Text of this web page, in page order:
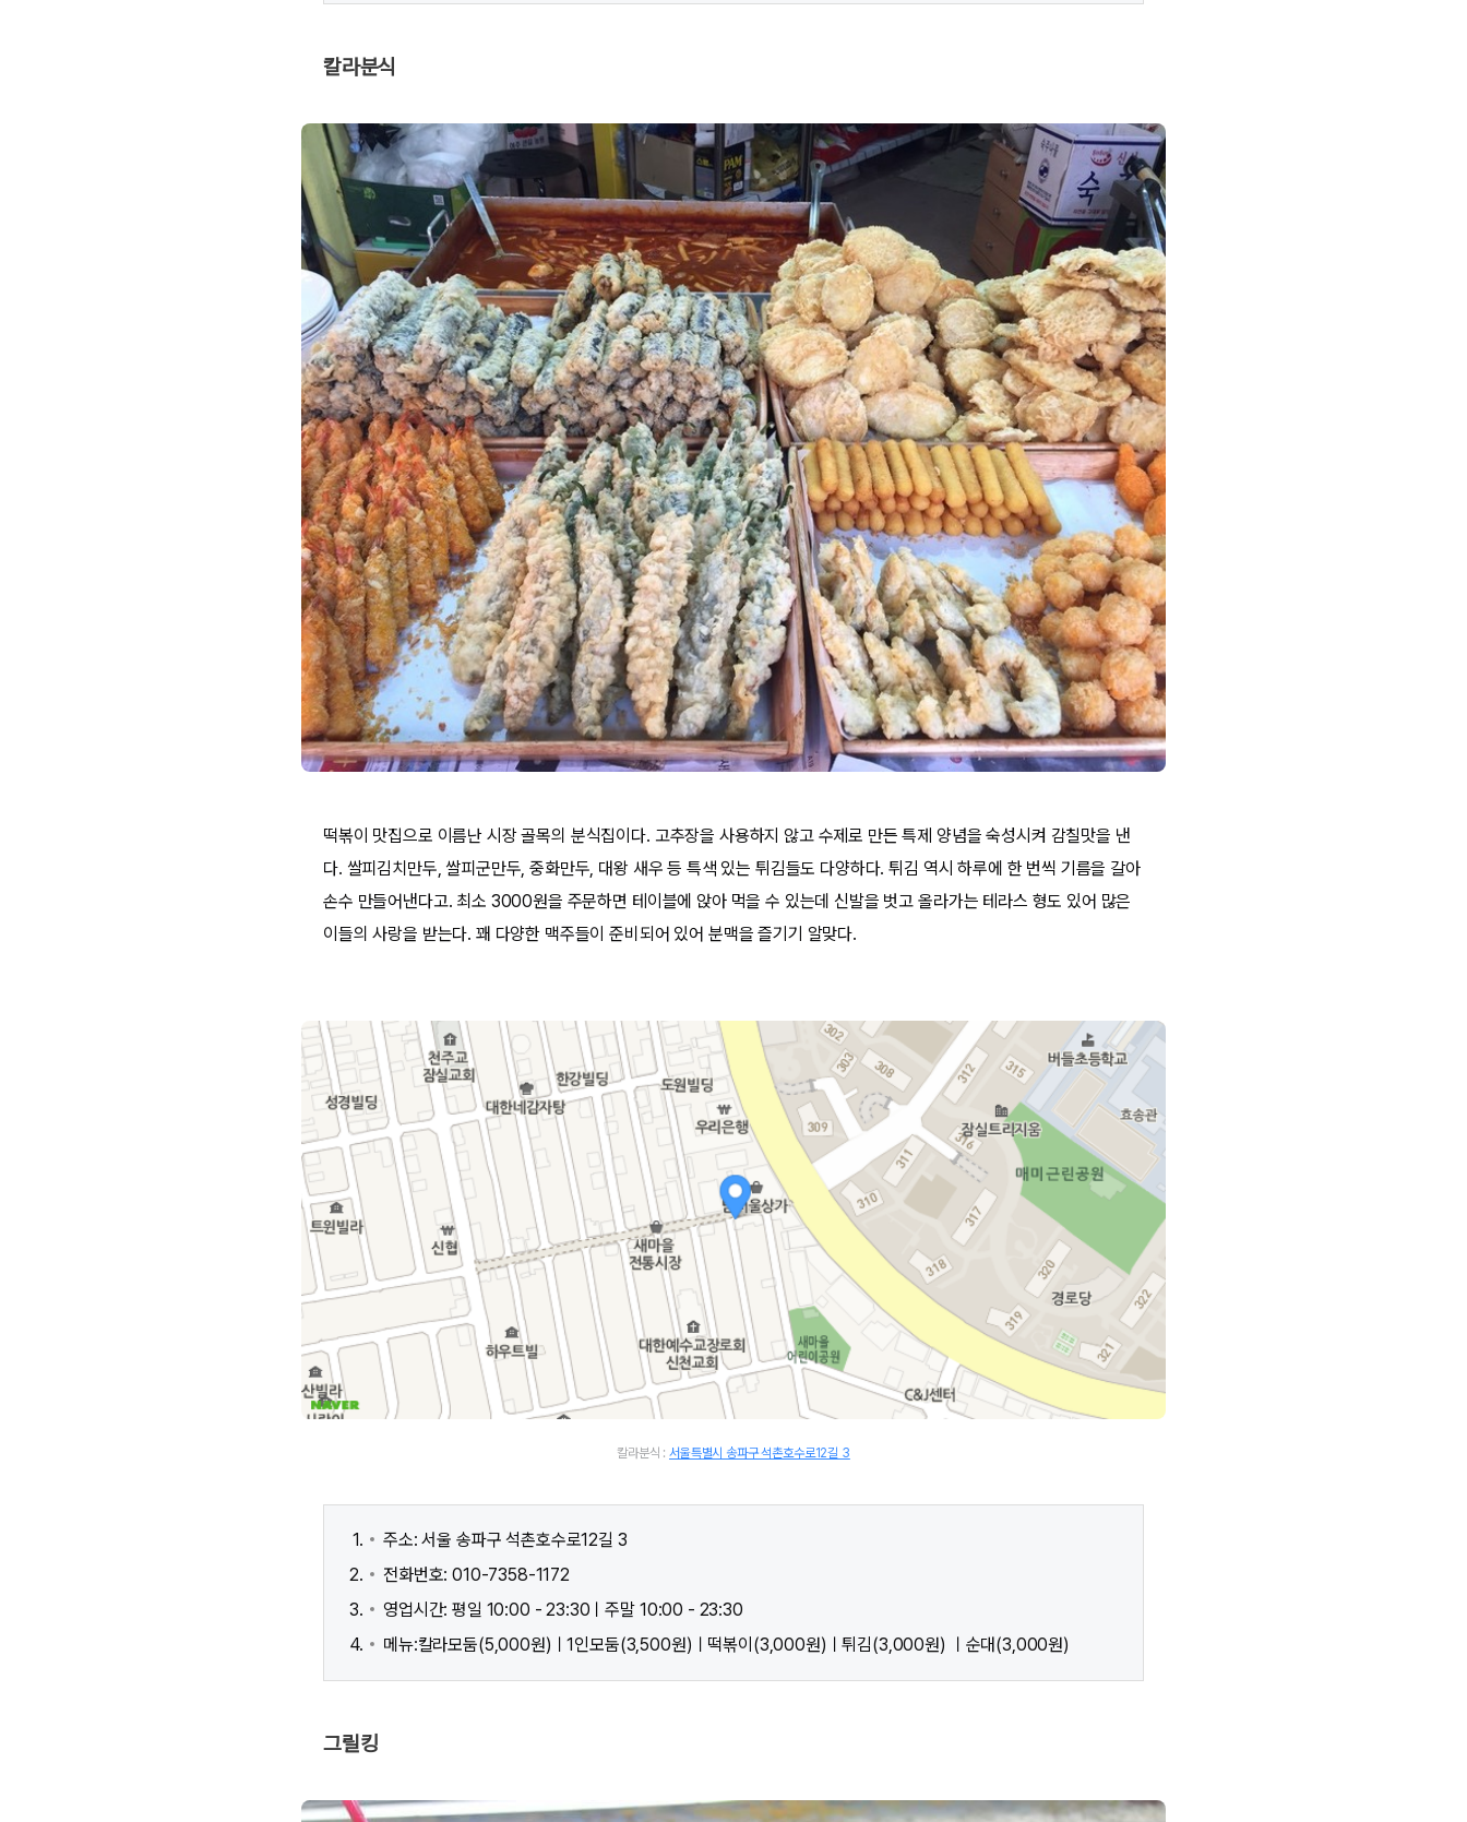
칼라분식
떡볶이 맛집으로 이름난 시장 골목의 분식집이다. 고추장을 사용하지 않고 수제로 만든 특제 양념을 숙성시켜 감칠맛을 낸
다. 쌀피김치만두, 쌀피군만두, 중화만두, 대왕 새우 등 특색 있는 튀김들도 다양하다. 튀김 역시 하루에 한 번씩 기름을 갈아
손수 만들어낸다고. 최소 3000원을 주문하면 테이블에 앉아 먹을 수 있는데 신발을 벗고 올라가는 테라스 형도 있어 많은
이들의 사랑을 받는다. 꽤 다양한 맥주들이 준비되어 있어 분맥을 즐기기 알맞다.
칼라분식 :서울특별시 송파구 석촌호수로12길 3
주소: 서울 송파구 석촌호수로12길 3
전화번호: 010-7358-1172
영업시간: 평일 10:00 - 23:30ㅣ주말 10:00 - 23:30
메뉴:칼라모둠(5,000원)ㅣ1인모둠(3,500원)ㅣ떡볶이(3,000원)ㅣ튀김(3,000원) ㅣ순대(3,000원)
그릴킹